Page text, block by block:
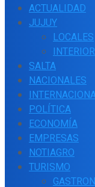
ACTUALIDAD
JUJUY
LOCALES
INTERIOR
SALTA
NACIONALES
POLÍTICA
ECONOMÍA
EMPRESAS
NOTIAGRO
TURISMO